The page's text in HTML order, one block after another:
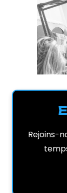
Rejoins-